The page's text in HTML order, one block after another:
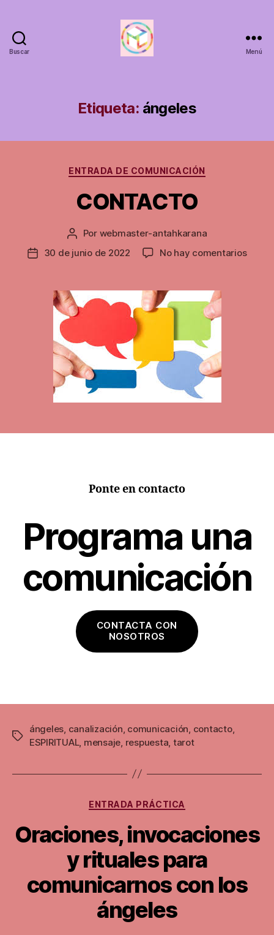
Buscar Menú
Etiqueta: ángeles
Categorías
ENTRADA DE COMUNICACIÓN
CONTACTO
Autor
de
la
Por webmaster-antahkarana
Fecha
entrada
30 de junio de 2022 No hay comentariosen
Ponte en contacto
Programa una
comunicación
CONTACTA CON
NOSOTROS
Etiquetas
ángeles canalización comunicación contacto,
ESPIRITUAL, mensaje respuesta tarot
Categorías
ENTRADA PRÁCTICA
Oraciones, invocaciones
y rituales para
comunicarnos con los
ángeles